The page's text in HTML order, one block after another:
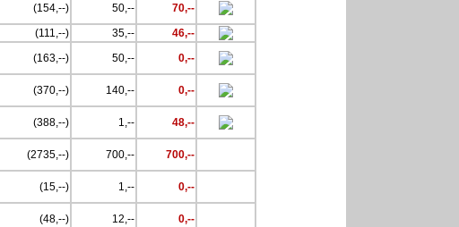
(154,--) 50,--
70,--
(111,--) 35,--
46,--
(163,--) 50,-- 0,--
(370,--) 140,-- 0,--
(388,--) 1,-- 48,--
(2735,--) 700,-- 700,--
(15,--) 1,-- 0,--
(48,--) 12,-- 0,--